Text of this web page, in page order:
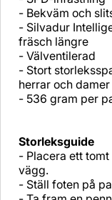
- Bekväm och
- Silvadur
fräsch längre
- Välventilerad
- Stort
herrar och damer
- 536 gram per
Storleksguide
- Placera ett
vägg.
- Ställ foten på